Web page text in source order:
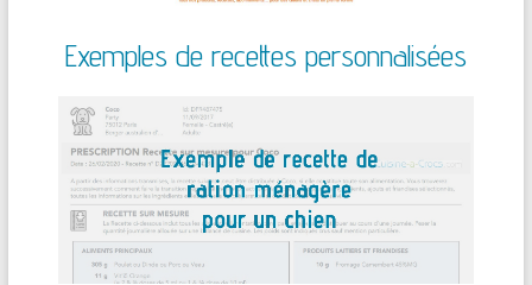
Exemples de recettes personnalisées